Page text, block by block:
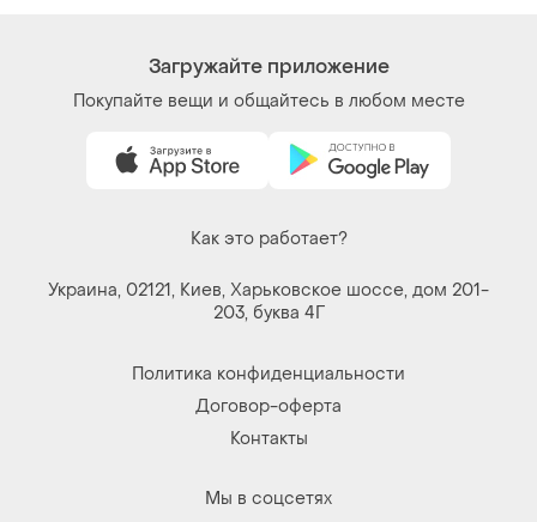
Загружайте приложение
Покупайте вещи и общайтесь в любом месте
Как это работает?
Украина, 02121, Киев, Харьковское шоссе, дом 201-
203, буква 4Г
Политика конфиденциальности
Договор-оферта
Контакты
Мы в соцсетях